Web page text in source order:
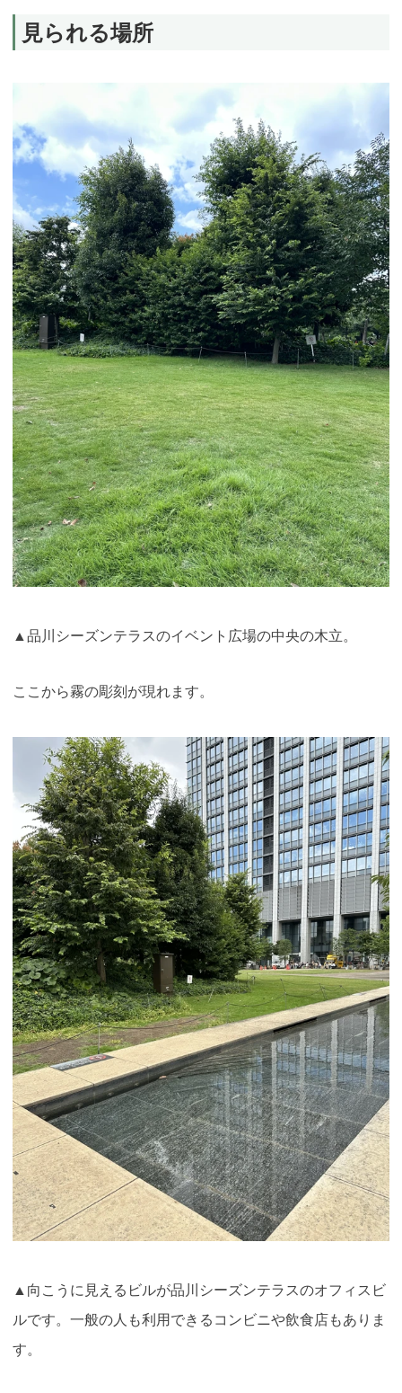
見られる場所
▲品川シーズンテラスのイベント広場の中央の木立。
ここから霧の彫刻が現れます。
▲向こうに見えるビルが品川シーズンテラスのオフィスビ
ルです。一般の人も利用できるコンビニや飲食店もありま
す。